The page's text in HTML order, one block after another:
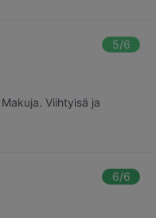
5/6
Viihtyisä ja
6/6